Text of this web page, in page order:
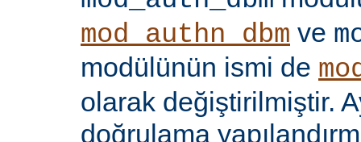
mod_authn_dbm ve
modülünün ismi de
olarak değiştirilmiştir.
doğrulama